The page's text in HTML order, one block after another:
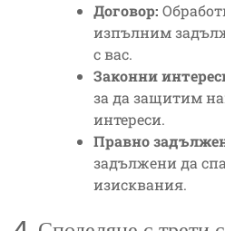
Договор:
изпълним
с вас.
Законни
за да защитим
интереси.
Правно
задължени да
изисквания.